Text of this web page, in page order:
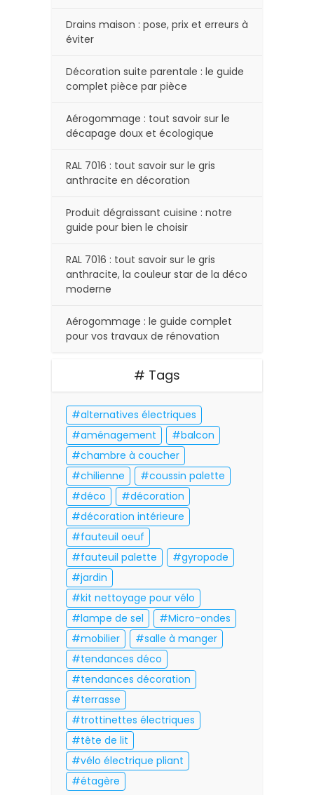
Drains maison : pose, prix et erreurs à
éviter
Décoration suite parentale : le guide
complet pièce par pièce
Aérogommage : tout savoir sur le
décapage doux et écologique
RAL 7016 : tout savoir sur le gris
anthracite en décoration
Produit dégraissant cuisine : notre
guide pour bien le choisir
RAL 7016 : tout savoir sur le gris
anthracite, la couleur star de la déco
moderne
Aérogommage : le guide complet
pour vos travaux de rénovation
# Tags
alternatives électriques
aménagement
balcon
chambre à coucher
chilienne
coussin palette
déco
décoration
décoration intérieure
fauteuil oeuf
fauteuil palette
gyropode
jardin
kit nettoyage pour vélo
lampe de sel
Micro-ondes
mobilier
salle à manger
tendances déco
tendances décoration
terrasse
trottinettes électriques
tête de lit
vélo électrique pliant
étagère